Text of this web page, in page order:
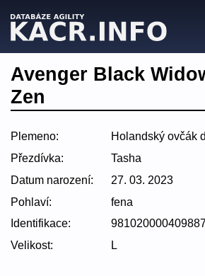
Avenger Black
Zen
Plemeno:
Holandský ovčák
Přezdívka:
Tasha
Datum narození:
27. 03. 2023
Pohlaví:
fena
Identifikace:
Velikost:
L